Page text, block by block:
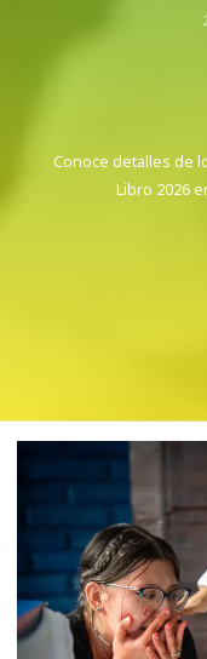
Conoce detalles de
Libro 2026